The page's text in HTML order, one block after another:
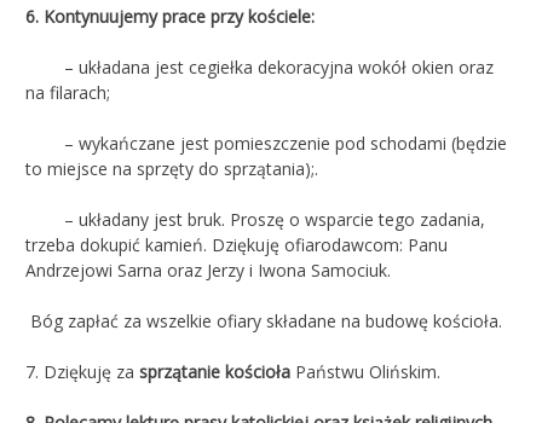
6. Kontynuujemy prace przy kościele:
– układana jest cegiełka dekoracyjna wokół okien oraz
na filarach;
– wykańczane jest pomieszczenie pod schodami (będzie
to miejsce na sprzęty do sprzątania);.
– układany jest bruk. Proszę o wsparcie tego zadania,
trzeba dokupić kamień. Dziękuję ofiarodawcom: Panu
Andrzejowi Sarna oraz Jerzy i Iwona Samociuk.
Bóg zapłać za wszelkie ofiary składane na budowę kościoła.
7. Dziękuję za sprzątanie kościoła Państwu Olińskim.